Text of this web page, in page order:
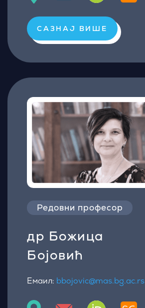
САЗНАЈ ВИШЕ
Редовни професор
др Божица
Бојовић
Емаил: bbojovic@mas.bg.ac.rs